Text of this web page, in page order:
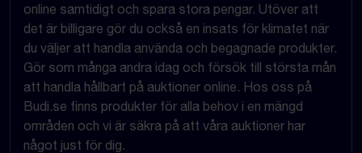
online samtidigt och spara stora pengar. Utöver att
det är billigare gör du också en insats för klimatet när
du väljer att handla använda och begagnade produkter.
Gör som många andra idag och försök till största mån
att handla hållbart på auktioner online. Hos oss på
Budi.se finns produkter för alla behov i en mängd
områden och vi är säkra på att våra auktioner har
något just för dig.